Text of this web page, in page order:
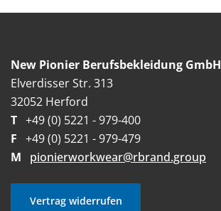
New Pionier Berufsbekleidung GmbH
Elverdisser Str. 313
32052 Herford
T +49 (0) 5221 - 979-400
F +49 (0) 5221 - 979-479
M
pionierworkwear@rbrand.group
Vertrag widerrufen